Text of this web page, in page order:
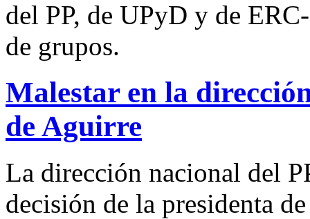
del PP, de UPyD y de
de grupos.
Malestar en la
de Aguirre
La dirección nacional del
decisión de la presidenta